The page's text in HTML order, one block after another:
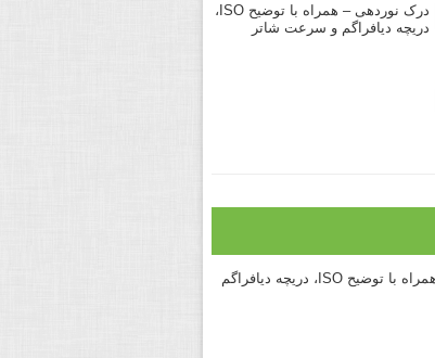
درک نوردهی – همراه با توضیح ISO،
دریچه دیافراگم و سرعت شاتر
درک نوردهی – همراه با توضیح ISO، دریچه دیافراگم